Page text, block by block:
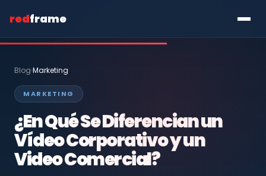
redframe
Blog›Marketing
MARKETING
¿En Qué Se Diferencian un
Vídeo Corporativo y un
Video Comercial?